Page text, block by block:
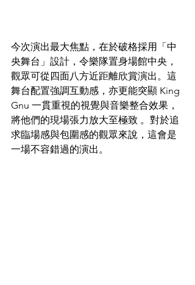
今次演出最大焦點，在於破格採用「中
央舞台」設計，令樂隊置身場館中央，
觀眾可從四面八方近距離欣賞演出。這
舞台配置強調互動感，亦更能突顯 King
Gnu 一貫重視的視覺與音樂整合效果，
將他們的現場張力放大至極致 。對於追
求臨場感與包圍感的觀眾來說，這會是
一場不容錯過的演出。